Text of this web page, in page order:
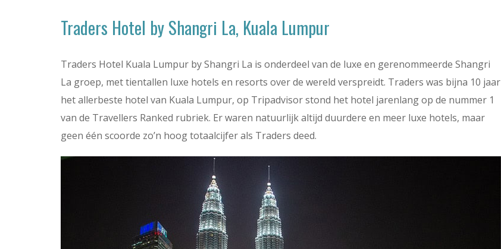
Traders Hotel by Shangri La, Kuala Lumpur
Traders Hotel Kuala Lumpur by Shangri La is onderdeel van de luxe en gerenommeerde Shangri
La groep, met tientallen luxe hotels en resorts over de wereld verspreidt. Traders was bijna 10 jaar
het allerbeste hotel van Kuala Lumpur, op Tripadvisor stond het hotel jarenlang op de nummer 1
van de Travellers Ranked rubriek. Er waren natuurlijk altijd duurdere en meer luxe hotels, maar
geen één scoorde zo’n hoog totaalcijfer als Traders deed.